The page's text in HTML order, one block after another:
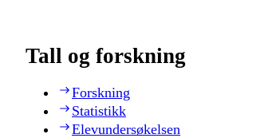
Tall og forskning
Forskning
Statistikk
Elevundersøkelsen